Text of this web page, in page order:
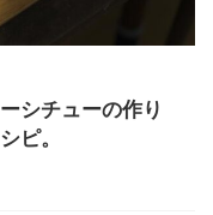
シチューの作り
ピ。